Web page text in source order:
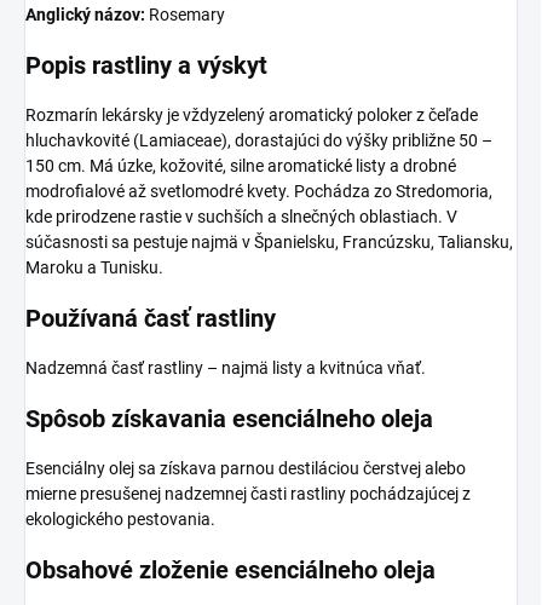
Anglický názov: Rosemary
Popis rastliny a výskyt
Rozmarín lekársky je vždyzelený aromatický poloker z čeľade
hluchavkovité (Lamiaceae), dorastajúci do výšky približne 50 –
150 cm. Má úzke, kožovité, silne aromatické listy a drobné
modrofialové až svetlomodré kvety. Pochádza zo Stredomoria,
kde prirodzene rastie v suchších a slnečných oblastiach. V
súčasnosti sa pestuje najmä v Španielsku, Francúzsku, Taliansku,
Maroku a Tunisku.
Používaná časť rastliny
Nadzemná časť rastliny – najmä listy a kvitnúca vňať.
Spôsob získavania esenciálneho oleja
Esenciálny olej sa získava parnou destiláciou čerstvej alebo
mierne presušenej nadzemnej časti rastliny pochádzajúcej z
ekologického pestovania.
Obsahové zloženie esenciálneho oleja